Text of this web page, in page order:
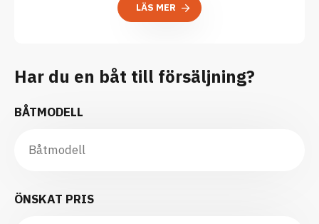
LÄS MER
Har du en båt till försäljning?
BÅTMODELL
ÖNSKAT PRIS